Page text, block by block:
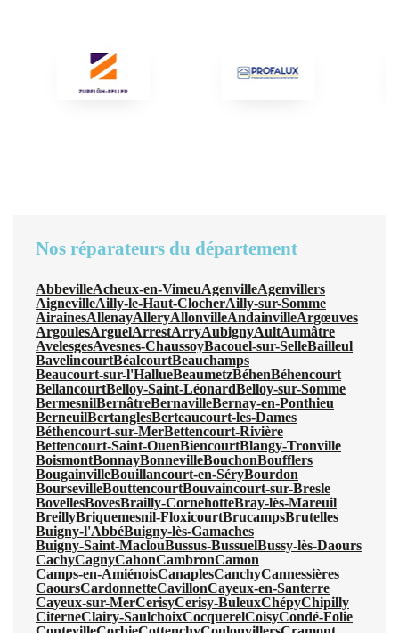
Nos réparateurs du département
AbbevilleAcheux-en-VimeuAgenvilleAgenvillers
AignevilleAilly-le-Haut-ClocherAilly-sur-Somme
AirainesAllenayAlleryAllonvilleAndainvilleArgœuves
ArgoulesArguelArrestArryAubignyAultAumâtre
AvelesgesAvesnes-ChaussoyBacouel-sur-SelleBailleul
BavelincourtBéalcourtBeauchamps
Beaucourt-sur-l'HallueBeaumetzBéhenBéhencourt
BellancourtBelloy-Saint-LéonardBelloy-sur-Somme
BermesnilBernâtreBernavilleBernay-en-Ponthieu
BerneuilBertanglesBerteaucourt-les-Dames
Béthencourt-sur-MerBettencourt-Rivière
Bettencourt-Saint-OuenBiencourtBlangy-Tronville
BoismontBonnayBonnevilleBouchonBoufflers
BougainvilleBouillancourt-en-SéryBourdon
BoursevilleBouttencourtBouvaincourt-sur-Bresle
BovellesBovesBrailly-CornehotteBray-lès-Mareuil
BreillyBriquemesnil-FloxicourtBrucampsBrutelles
Buigny-l'AbbéBuigny-lès-Gamaches
Buigny-Saint-MaclouBussus-BussuelBussy-lès-Daours
CachyCagnyCahonCambronCamon
Camps-en-AmiénoisCanaplesCanchyCannessières
CaoursCardonnetteCavillonCayeux-en-Santerre
Cayeux-sur-MerCerisyCerisy-BuleuxChépyChipilly
CiterneClairy-SaulchoixCocquerelCoisyCondé-Folie